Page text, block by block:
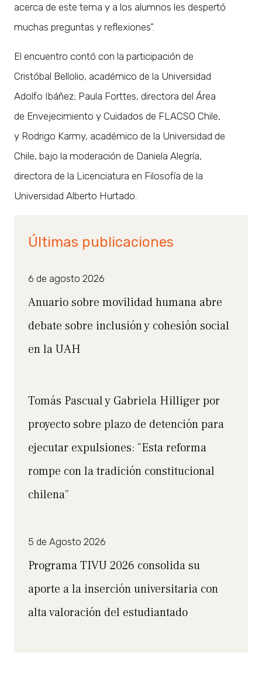
acerca de este tema y a los alumnos les despertó
muchas preguntas y reflexiones”.
El encuentro contó con la participación de
Cristóbal Bellolio, académico de la Universidad
Adolfo Ibáñez; Paula Forttes, directora del Área
de Envejecimiento y Cuidados de FLACSO Chile,
y Rodrigo Karmy, académico de la Universidad de
Chile, bajo la moderación de Daniela Alegría,
directora de la Licenciatura en Filosofía de la
Universidad Alberto Hurtado.
Últimas publicaciones
6 de agosto 2026
Anuario sobre movilidad humana abre
debate sobre inclusión y cohesión social
en la UAH
Tomás Pascual y Gabriela Hilliger por
proyecto sobre plazo de detención para
ejecutar expulsiones: “Esta reforma
rompe con la tradición constitucional
chilena”
5 de Agosto 2026
Programa TIVU 2026 consolida su
aporte a la inserción universitaria con
alta valoración del estudiantado